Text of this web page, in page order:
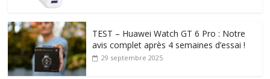
TEST – Huawei Watch GT 6 Pro : Notre
avis complet après 4 semaines d’essai !
29 septembre 2025